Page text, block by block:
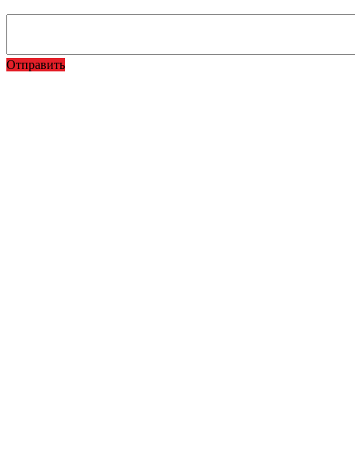
Отправить